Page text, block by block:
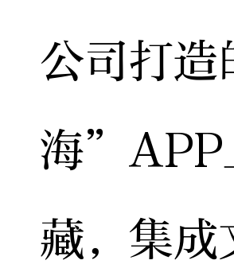
公司打
海”APP
藏，集